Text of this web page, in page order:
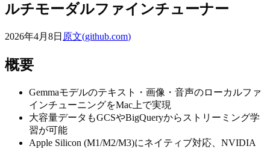
ルチモーダルファインチューナー
2026年4月8日 原文(github.com)
概要
Gemmaモデルのテキスト・画像・音声のローカルファ
インチューニングをMac上で実現
大容量データもGCSやBigQueryからストリーミング学
習が可能
Apple Silicon (M1/M2/M3)にネイティブ対応、NVIDIA